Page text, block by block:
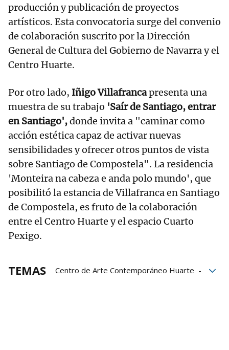
producción y publicación de proyectos
artísticos. Esta convocatoria surge del convenio
de colaboración suscrito por la Dirección
General de Cultura del Gobierno de Navarra y el
Centro Huarte.
Por otro lado, Iñigo Villafrancapresenta una
muestra de su trabajo 'Saír de Santiago, entrar
en Santiago',donde invita a "caminar como
acción estética capaz de activar nuevas
sensibilidades y ofrecer otros puntos de vista
sobre Santiago de Compostela". La residencia
'Monteira na cabeza e anda polo mundo', que
posibilitó la estancia de Villafranca en Santiago
de Compostela, es fruto de la colaboración
entre el Centro Huarte y el espacio Cuarto
Pexigo.
TEMAS
Centro de Arte Contemporáneo Huarte